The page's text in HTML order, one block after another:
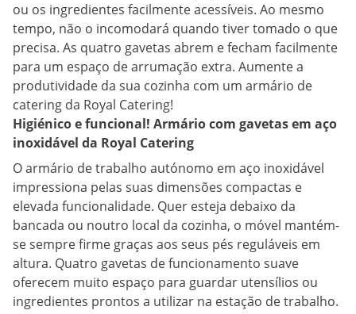
ou os ingredientes facilmente acessíveis. Ao mesmo
tempo, não o incomodará quando tiver tomado o que
precisa. As quatro gavetas abrem e fecham facilmente
para um espaço de arrumação extra. Aumente a
produtividade da sua cozinha com um armário de
catering da Royal Catering!
Higiénico e funcional! Armário com gavetas em aço
inoxidável da Royal Catering
O armário de trabalho autónomo em aço inoxidável
impressiona pelas suas dimensões compactas e
elevada funcionalidade. Quer esteja debaixo da
bancada ou noutro local da cozinha, o móvel mantém-
se sempre firme graças aos seus pés reguláveis em
altura. Quatro gavetas de funcionamento suave
oferecem muito espaço para guardar utensílios ou
ingredientes prontos a utilizar na estação de trabalho.